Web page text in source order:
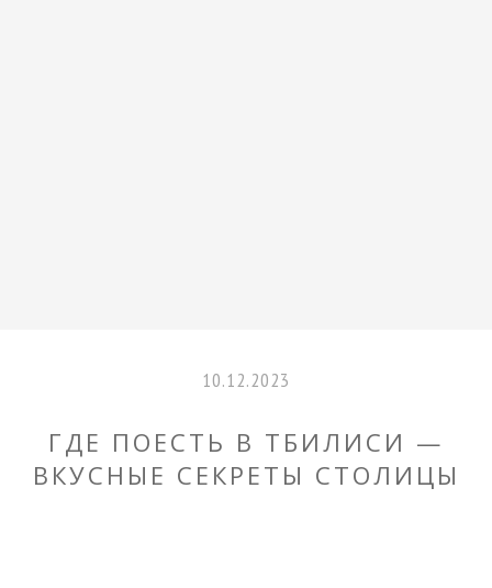
10.12.2023
ГДЕ ПОЕСТЬ В ТБИЛИСИ —
ВКУСНЫЕ СЕКРЕТЫ СТОЛИЦЫ